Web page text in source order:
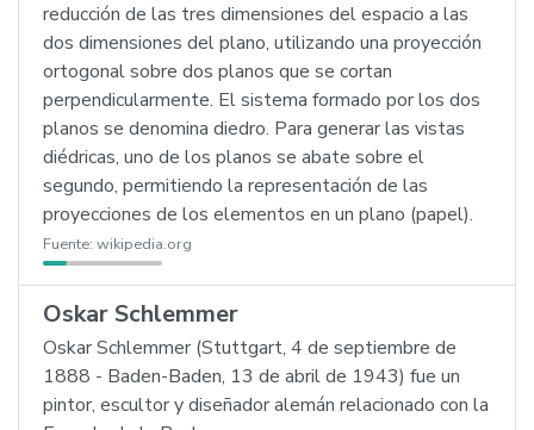
reducción de las tres dimensiones del espacio a las
dos dimensiones del plano, utilizando una proyección
ortogonal sobre dos planos que se cortan
perpendicularmente. El sistema formado por los dos
planos se denomina diedro. Para generar las vistas
diédricas, uno de los planos se abate sobre el
segundo, permitiendo la representación de las
proyecciones de los elementos en un plano (papel).
Fuente: wikipedia.org
Oskar Schlemmer
Oskar Schlemmer (Stuttgart, 4 de septiembre de
1888 - Baden-Baden, 13 de abril de 1943) fue un
pintor, escultor y diseñador alemán relacionado con la